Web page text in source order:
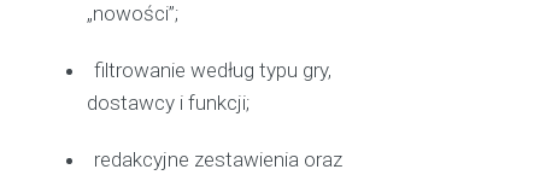
„nowości”;
filtrowanie według typu gry,
dostawcy i funkcji;
redakcyjne zestawienia oraz